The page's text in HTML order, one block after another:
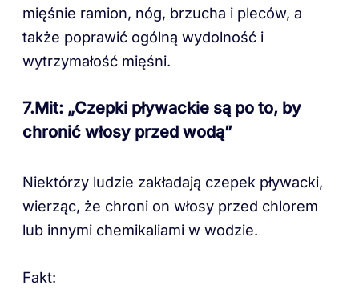
mięśnie ramion, nóg, brzucha i pleców, a
także poprawić ogólną wydolność i
wytrzymałość mięśni.
7.Mit: „Czepki pływackie są po to, by
chronić włosy przed wodą”
Niektórzy ludzie zakładają czepek pływacki,
wierząc, że chroni on włosy przed chlorem
lub innymi chemikaliami w wodzie.
Fakt: